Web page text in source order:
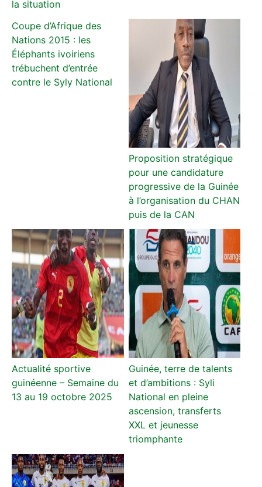
la situation
Coupe d’Afrique des
Nations 2015 : les
Éléphants ivoiriens
trébuchent d’entrée
contre le Syly National
Proposition stratégique
pour une candidature
progressive de la Guinée
à l’organisation du CHAN
puis de la CAN
Actualité sportive
guinéenne – Semaine du
13 au 19 octobre 2025
Guinée, terre de talents
et d’ambitions : Syli
National en pleine
ascension, transferts
XXL et jeunesse
triomphante